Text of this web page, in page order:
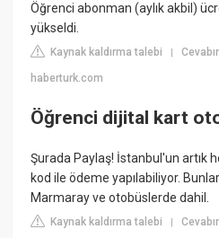
Öğrenci abonman (aylık akbil)
yükseldi.
Kaynak kaldırma talebi |
haberturk.com
Öğrenci dijital kart
Şurada Paylaş! İstanbul'un artık
kod ile ödeme yapılabiliyor.
Marmaray ve otobüslerde dahil.
Kaynak kaldırma talebi |